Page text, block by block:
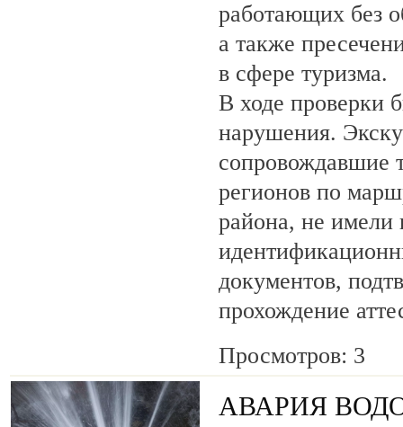
работающих без
а также
в сфере туризма.
В ходе проверки
нарушения.
сопровождавшие
регионов по
района, не имели
документов,
прохождение
Просмотров: 3
АВАРИЯ